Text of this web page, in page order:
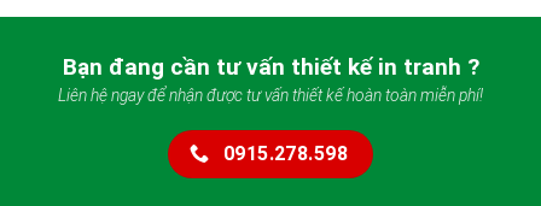
Bạn đang cần tư vấn thiết kế in tranh ?
Liên hệ ngay để nhận được tư vấn thiết kế hoàn toàn miễn phí!
0915.278.598